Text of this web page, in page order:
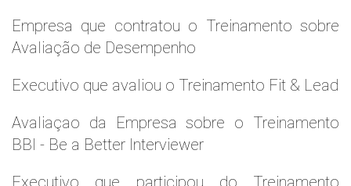
Empresa que contratou o Treinamento sobre
Avaliação de Desempenho
Executivo que avaliou o Treinamento Fit & Lead
Avaliaçao da Empresa sobre o Treinamento
BBI - Be a Better Interviewer
Executivo que participou do Treinamento